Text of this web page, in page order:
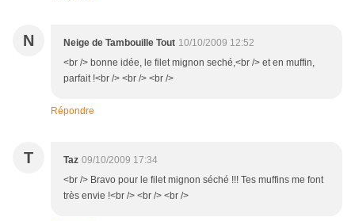
N Neige de Tambouille Tout 10/10/2009 12:52
<br /> bonne idée, le filet mignon seché,<br /> et en muffin,
parfait !<br /> <br /> <br />
Répondre
T Taz 09/10/2009 17:34
<br /> Bravo pour le filet mignon séché !!! Tes muffins me font
très envie !<br /> <br /> <br />